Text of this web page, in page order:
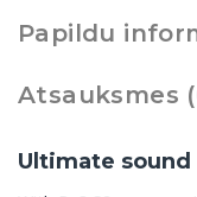
Papildu
Atsauksmes
Ultimate